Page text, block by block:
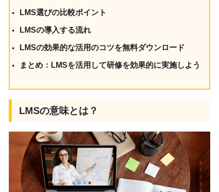
LMS選びの比較ポイント
LMSの導入する流れ
LMSの効果的な活用のコツを無料ダウンロード
まとめ：LMSを活用して研修を効果的に実施しよう
LMSの意味とは？